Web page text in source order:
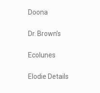
Doona
Dr. Brown’s
Ecolunes
Elodie Details